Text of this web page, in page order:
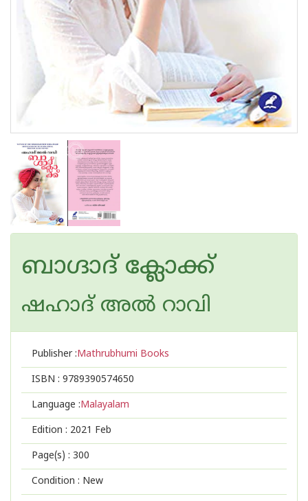
ബാഗ്ദാദ്‌ ക്ലോക്ക്‌
ഷഹാദ് അല്‍ റാവി
Publisher :Mathrubhumi Books
ISBN : 9789390574650
Language :Malayalam
Edition : 2021 Feb
Page(s) : 300
Condition : New